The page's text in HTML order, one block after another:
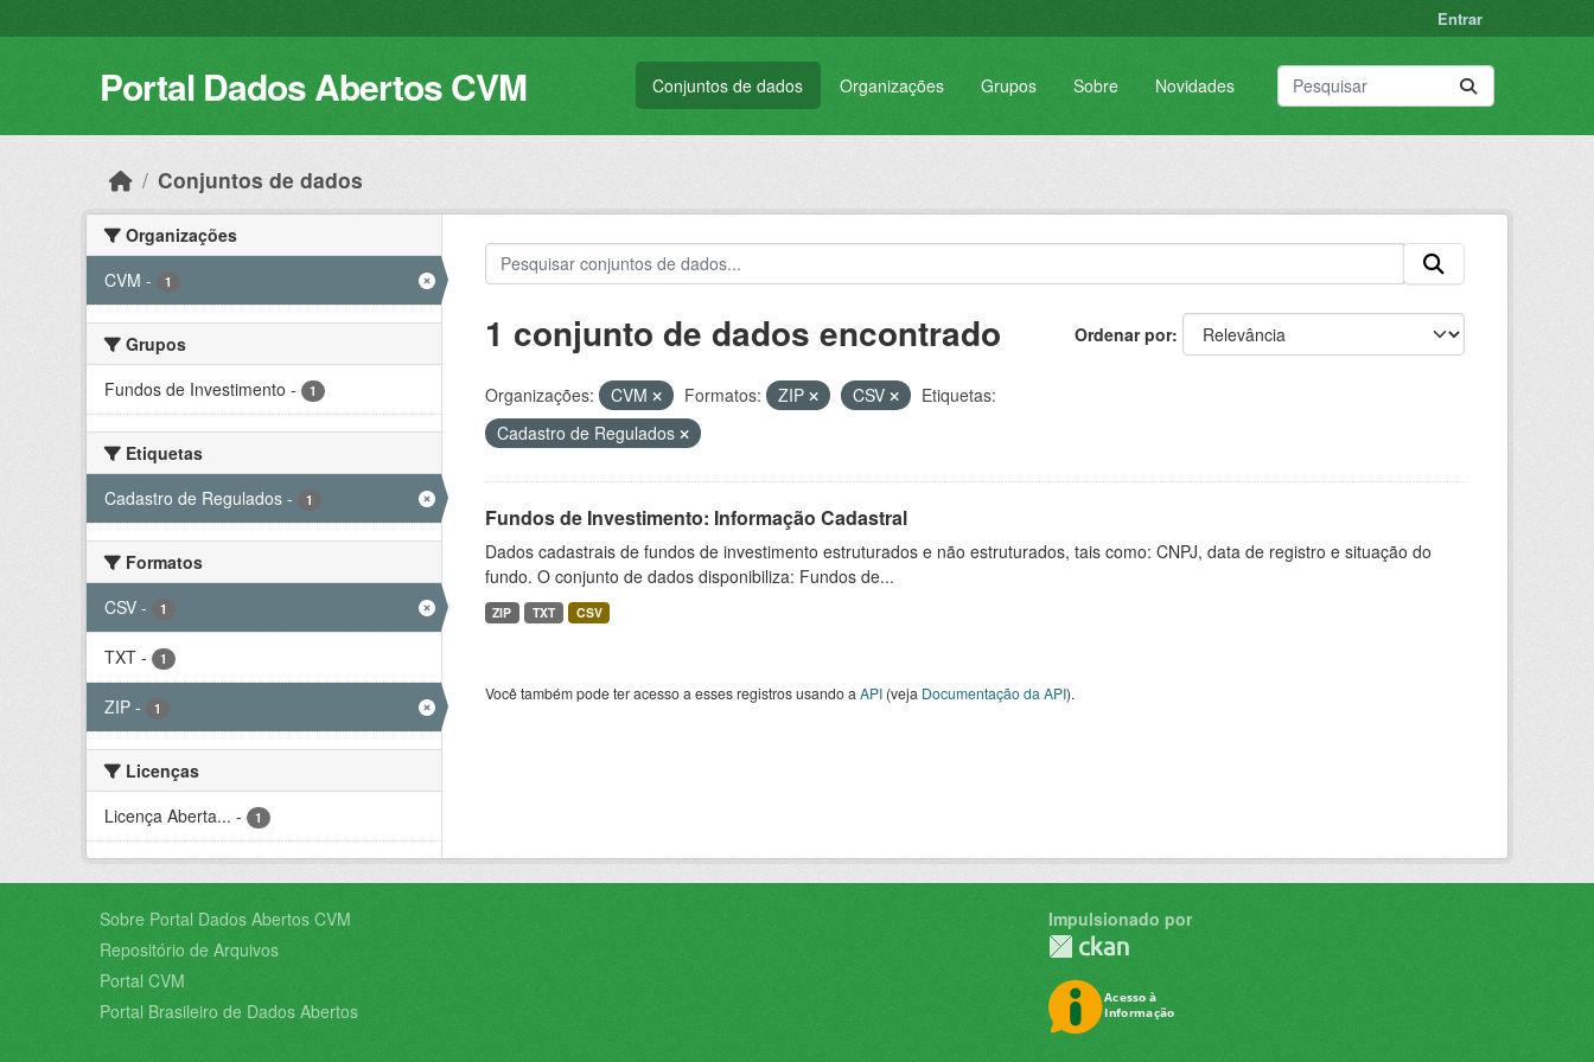
Entrar
Portal Dados Abertos CVM Conjuntos de dados Organizações Grupos Sobre Novidades
Conjuntos de dados
Organizações
CVM - 1
Grupos
Fundos de Investimento - 1
Etiquetas
Cadastro de Regulados - 1
Formatos
CSV - 1
TXT - 1
ZIP - 1
Licenças
Licença Aberta... - 1
Ordenar por
1 conjunto de dados encontrado
Organizações: CVM Formatos: ZIP CSV
Etiquetas:
Cadastro de Regulados
Fundos de Investimento: Informação Cadastral
Dados cadastrais de fundos de investimento estruturados e não estruturados, tais como: CNPJ, data de registro e situação do
fundo. O conjunto de dados disponibiliza: Fundos de...
ZIP TXT CSV
Você também pode ter acesso a esses registros usando a API(veja Documentação da API).
Sobre Portal Dados Abertos CVM
Repositório de Arquivos
Portal CVM
Portal Brasileiro de Dados Abertos
Impulsionado por